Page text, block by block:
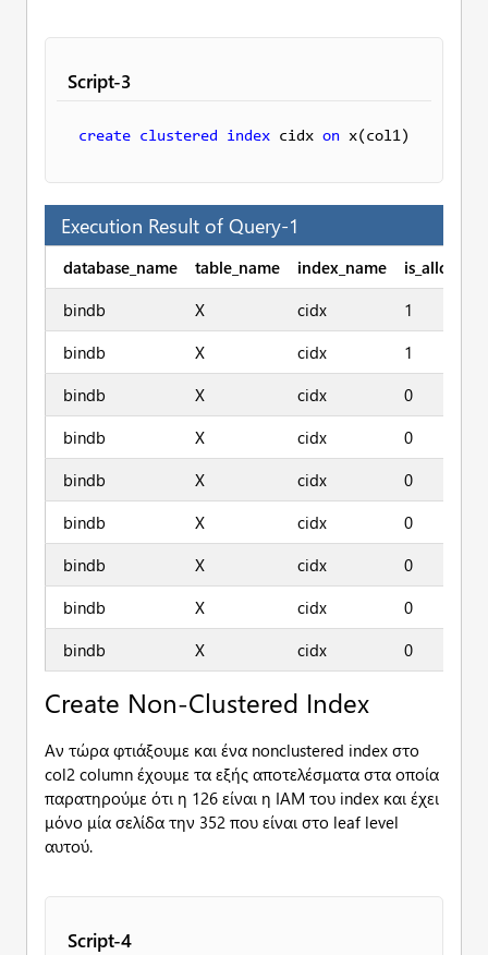
Script-3
create clustered index cidx on x(col1)
Execution Result of Query-1
database_name table_name index_name
is_allocated
bindb
X cidx
1
bindb
X cidx
1
bindb
X cidx
0
bindb
X cidx
0
bindb
X cidx
0
bindb
X cidx
0
bindb
X cidx
0
bindb
X cidx
0
bindb
X cidx 0
Create Non-Clustered Index
Αν τώρα φτιάξουμε και ένα nonclustered index στο
col2 column έχουμε τα εξής αποτελέσματα στα οποία
παρατηρούμε ότι η 126 είναι η IAM του index και έχει
μόνο μία σελίδα την 352 που είναι στο leaf level
αυτού.
Script-4